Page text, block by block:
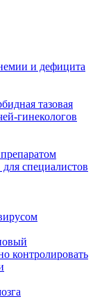
и дефицита
тазовая
гинекологов
специалистов
контролировать